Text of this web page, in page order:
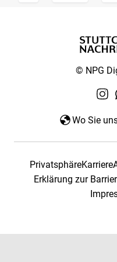
© NPG
Wo Sie
PrivatsphäreKarriere
Erklärung zur